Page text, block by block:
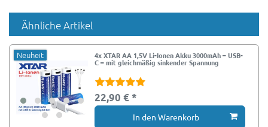
Ähnliche Artikel
Neuheit 4x XTAR AA 1,5V Li-Ionen Akku 3000mAh – USB-
C – mit gleichmäßig sinkender Spannung
22,90 € *
In den Warenkorb